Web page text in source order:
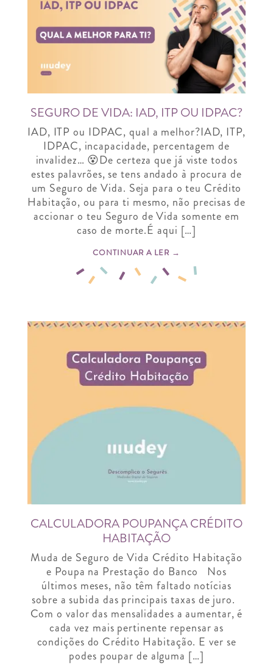
SEGURO DE VIDA: IAD, ITP OU IDPAC?
IAD, ITP ou IDPAC, qual a melhor?IAD, ITP,
IDPAC, incapacidade, percentagem de
invalidez… 😵De certeza que já viste todos
estes palavrões, se tens andado à procura de
um Seguro de Vida. Seja para o teu Crédito
Habitação, ou para ti mesmo, não precisas de
accionar o teu Seguro de Vida somente em
caso de morte.É aqui […]
CONTINUAR A LER →
CALCULADORA POUPANÇA CRÉDITO
HABITAÇÃO
Muda de Seguro de Vida Crédito Habitação
e Poupa na Prestação do Banco Nos
últimos meses, não têm faltado notícias
sobre a subida das principais taxas de juro.
Com o valor das mensalidades a aumentar, é
cada vez mais pertinente repensar as
condições do Crédito Habitação. E ver se
podes poupar de alguma […]